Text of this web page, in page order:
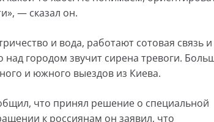
— сказал он.
и вода, работают сотовая связь и
городом звучит сирена тревоги.
и южного выездов из Киева.
что принял решение о специальной
к россиянам он заявил, что